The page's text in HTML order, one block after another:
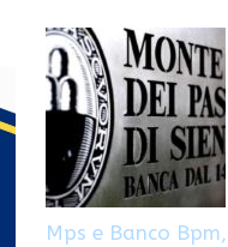
Mps e Banco